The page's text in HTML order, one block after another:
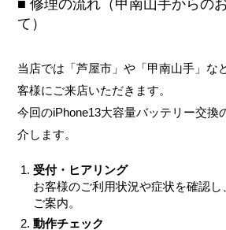
■ 修理の流れ（甲南山手からの
て）
当店では「芦屋市」や「甲南山手」な
客様にご来店いただきます。
今回のiPhone13大容量バッテリー交換
介します。
受付・ヒアリング
お客様のご利用状況や症状を確認
ご案内。
動作チェック